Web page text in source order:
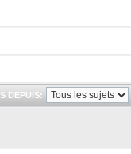
DEPUIS: